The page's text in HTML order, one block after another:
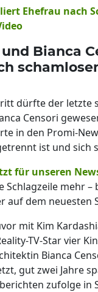
Ehefrau nach
Bianca
dürfte der letzte
Censori
in den Promi-
ist und sich
für unseren
Schlagzeile mehr –
auf dem neuesten
mit Kim
TV-Star vier
Bianca
gut zwei Jahre
zufolge in